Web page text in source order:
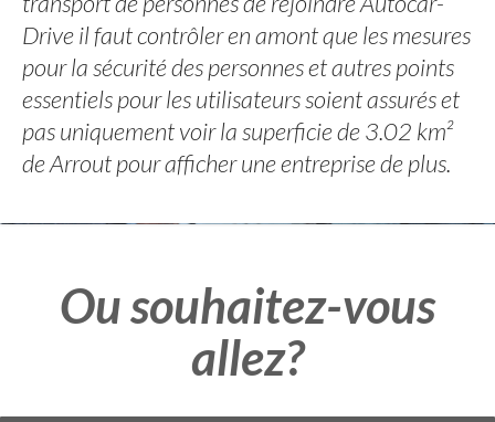
Drive il faut contrôler en amont que les mesures
pour la sécurité des personnes et autres points
essentiels pour les utilisateurs soient assurés et
pas uniquement voir la superficie de 3.02 km²
de Arrout pour afficher une entreprise de plus.
Ou souhaitez-vous
allez?